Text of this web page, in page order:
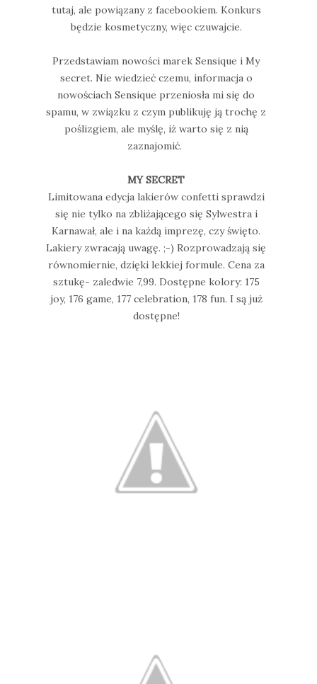
tutaj, ale powiązany z facebookiem. Konkurs
będzie kosmetyczny, więc czuwajcie.
Przedstawiam nowości marek Sensique i My
secret. Nie wiedzieć czemu, informacja o
nowościach Sensique przeniosła mi się do
spamu, w związku z czym publikuję ją trochę z
poślizgiem, ale myślę, iż warto się z nią
zaznajomić.
MY SECRET
Limitowana edycja lakierów confetti sprawdzi
się nie tylko na zbliżającego się Sylwestra i
Karnawał, ale i na każdą imprezę, czy święto.
Lakiery zwracają uwagę. ;-) Rozprowadzają się
równomiernie, dzięki lekkiej formule. Cena za
sztukę- zaledwie 7,99. Dostępne kolory: 175
joy, 176 game, 177 celebration, 178 fun. I są już
dostępne!